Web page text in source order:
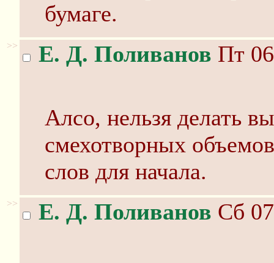
бумаге.
>> Е. Д. Поливанов Пт
Алсо, нельзя делать
смехотворных
слов для начала.
>> Е. Д. Поливанов Сб